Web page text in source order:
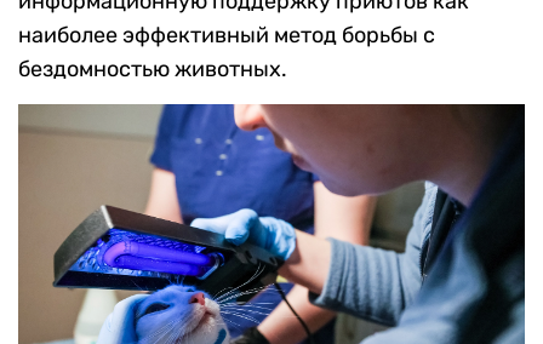
наиболее эффективный метод борьбы с
бездомностью животных.